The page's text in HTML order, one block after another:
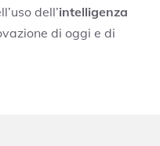
dell’intelligenza
di oggi e di